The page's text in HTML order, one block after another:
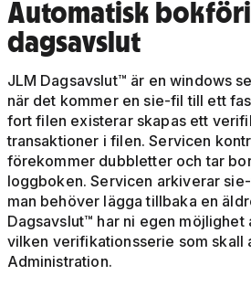
Automatisk
dagsavslut
JLM Dagsavslut™ är en windows
när det kommer en sie-fil till ett
fort filen existerar skapas ett
transaktioner i filen. Servicen
förekommer dubbletter och tar
loggboken. Servicen arkiverar
man behöver lägga tillbaka en
Dagsavslut™ har ni egen möjlighet
vilken verifikationsserie som skall
Administration.